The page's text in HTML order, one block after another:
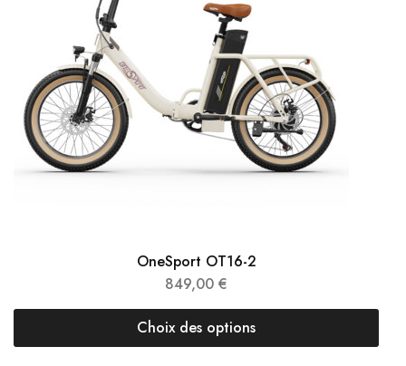
OneSport OT16-2
849,00 €
Choix des options